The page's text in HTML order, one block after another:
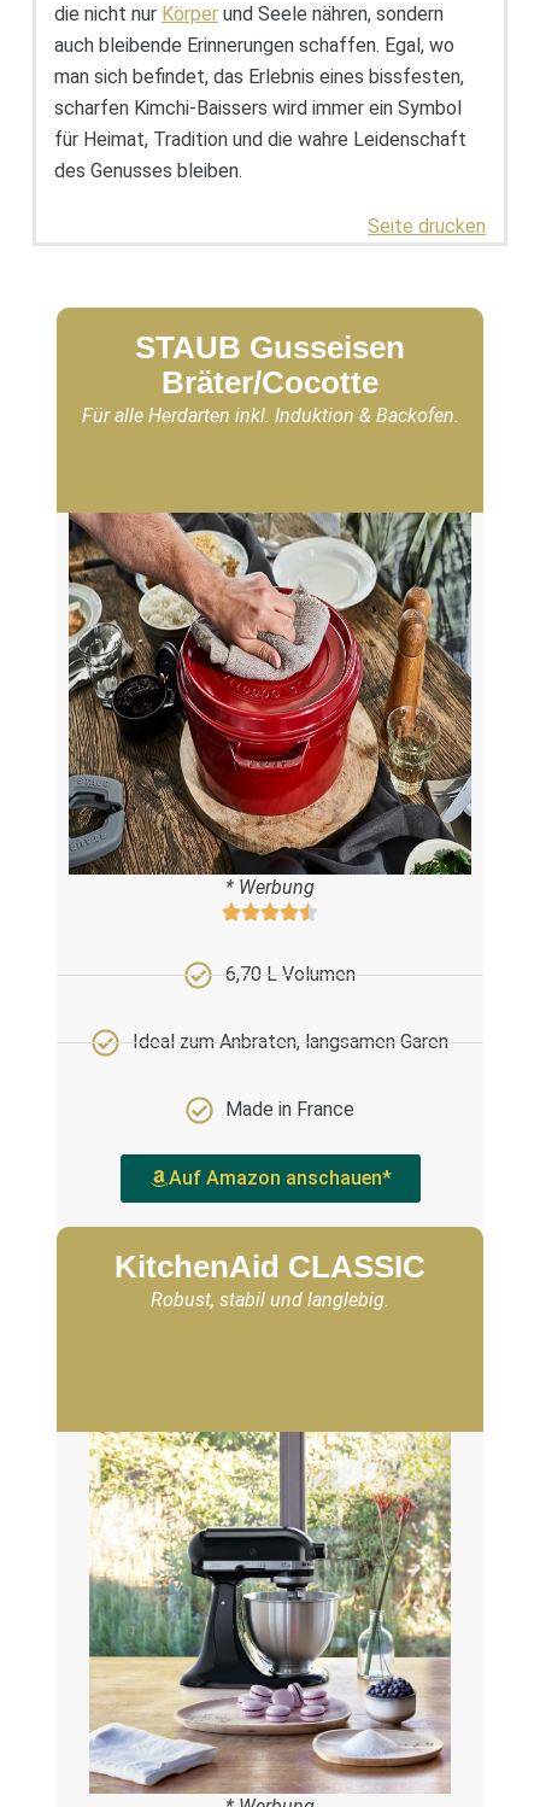
die nicht nur Körperund Seele nähren, sondern
auch bleibende Erinnerungen schaffen. Egal, wo
man sich befindet, das Erlebnis eines bissfesten,
scharfen Kimchi-Baissers wird immer ein Symbol
für Heimat, Tradition und die wahre Leidenschaft
des Genusses bleiben.
Seite drucken
STAUB Gusseisen
Bräter/Cocotte
Für alle Herdarten inkl. Induktion & Backofen.
* Werbung
6,70 L Volumen
Ideal zum Anbraten, langsamen Garen
Made in France
Auf Amazon anschauen*
KitchenAid CLASSIC
Robust, stabil und langlebig.